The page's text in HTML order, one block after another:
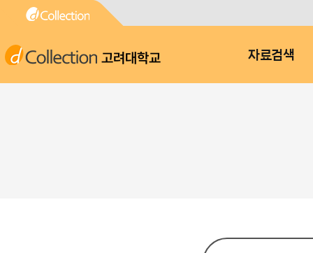
고려대학교 자료검색